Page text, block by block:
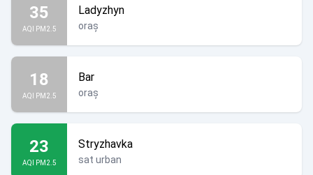
35
AQI PM2.5
Ladyzhyn
oraș
18
AQI PM2.5
Bar
oraș
23
AQI PM2.5
Stryzhavka
sat urban